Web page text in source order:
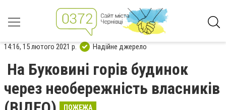
14:16, 15 лютого 2021 р. Надійне джерело
На Буковині горів будинок
через необережність власників
ПОЖЕЖА